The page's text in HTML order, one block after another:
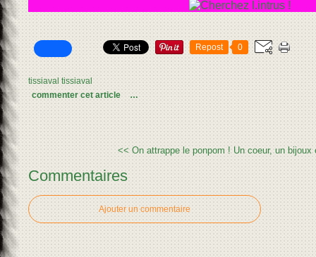
Repost 0
tissiaval tissiaval
commenter cet article
…
<< On attrappe le ponpom ! Un coeur, un
Commentaires
Ajouter un commentaire